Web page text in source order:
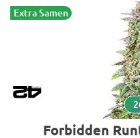
Extra Samen
Forbidden